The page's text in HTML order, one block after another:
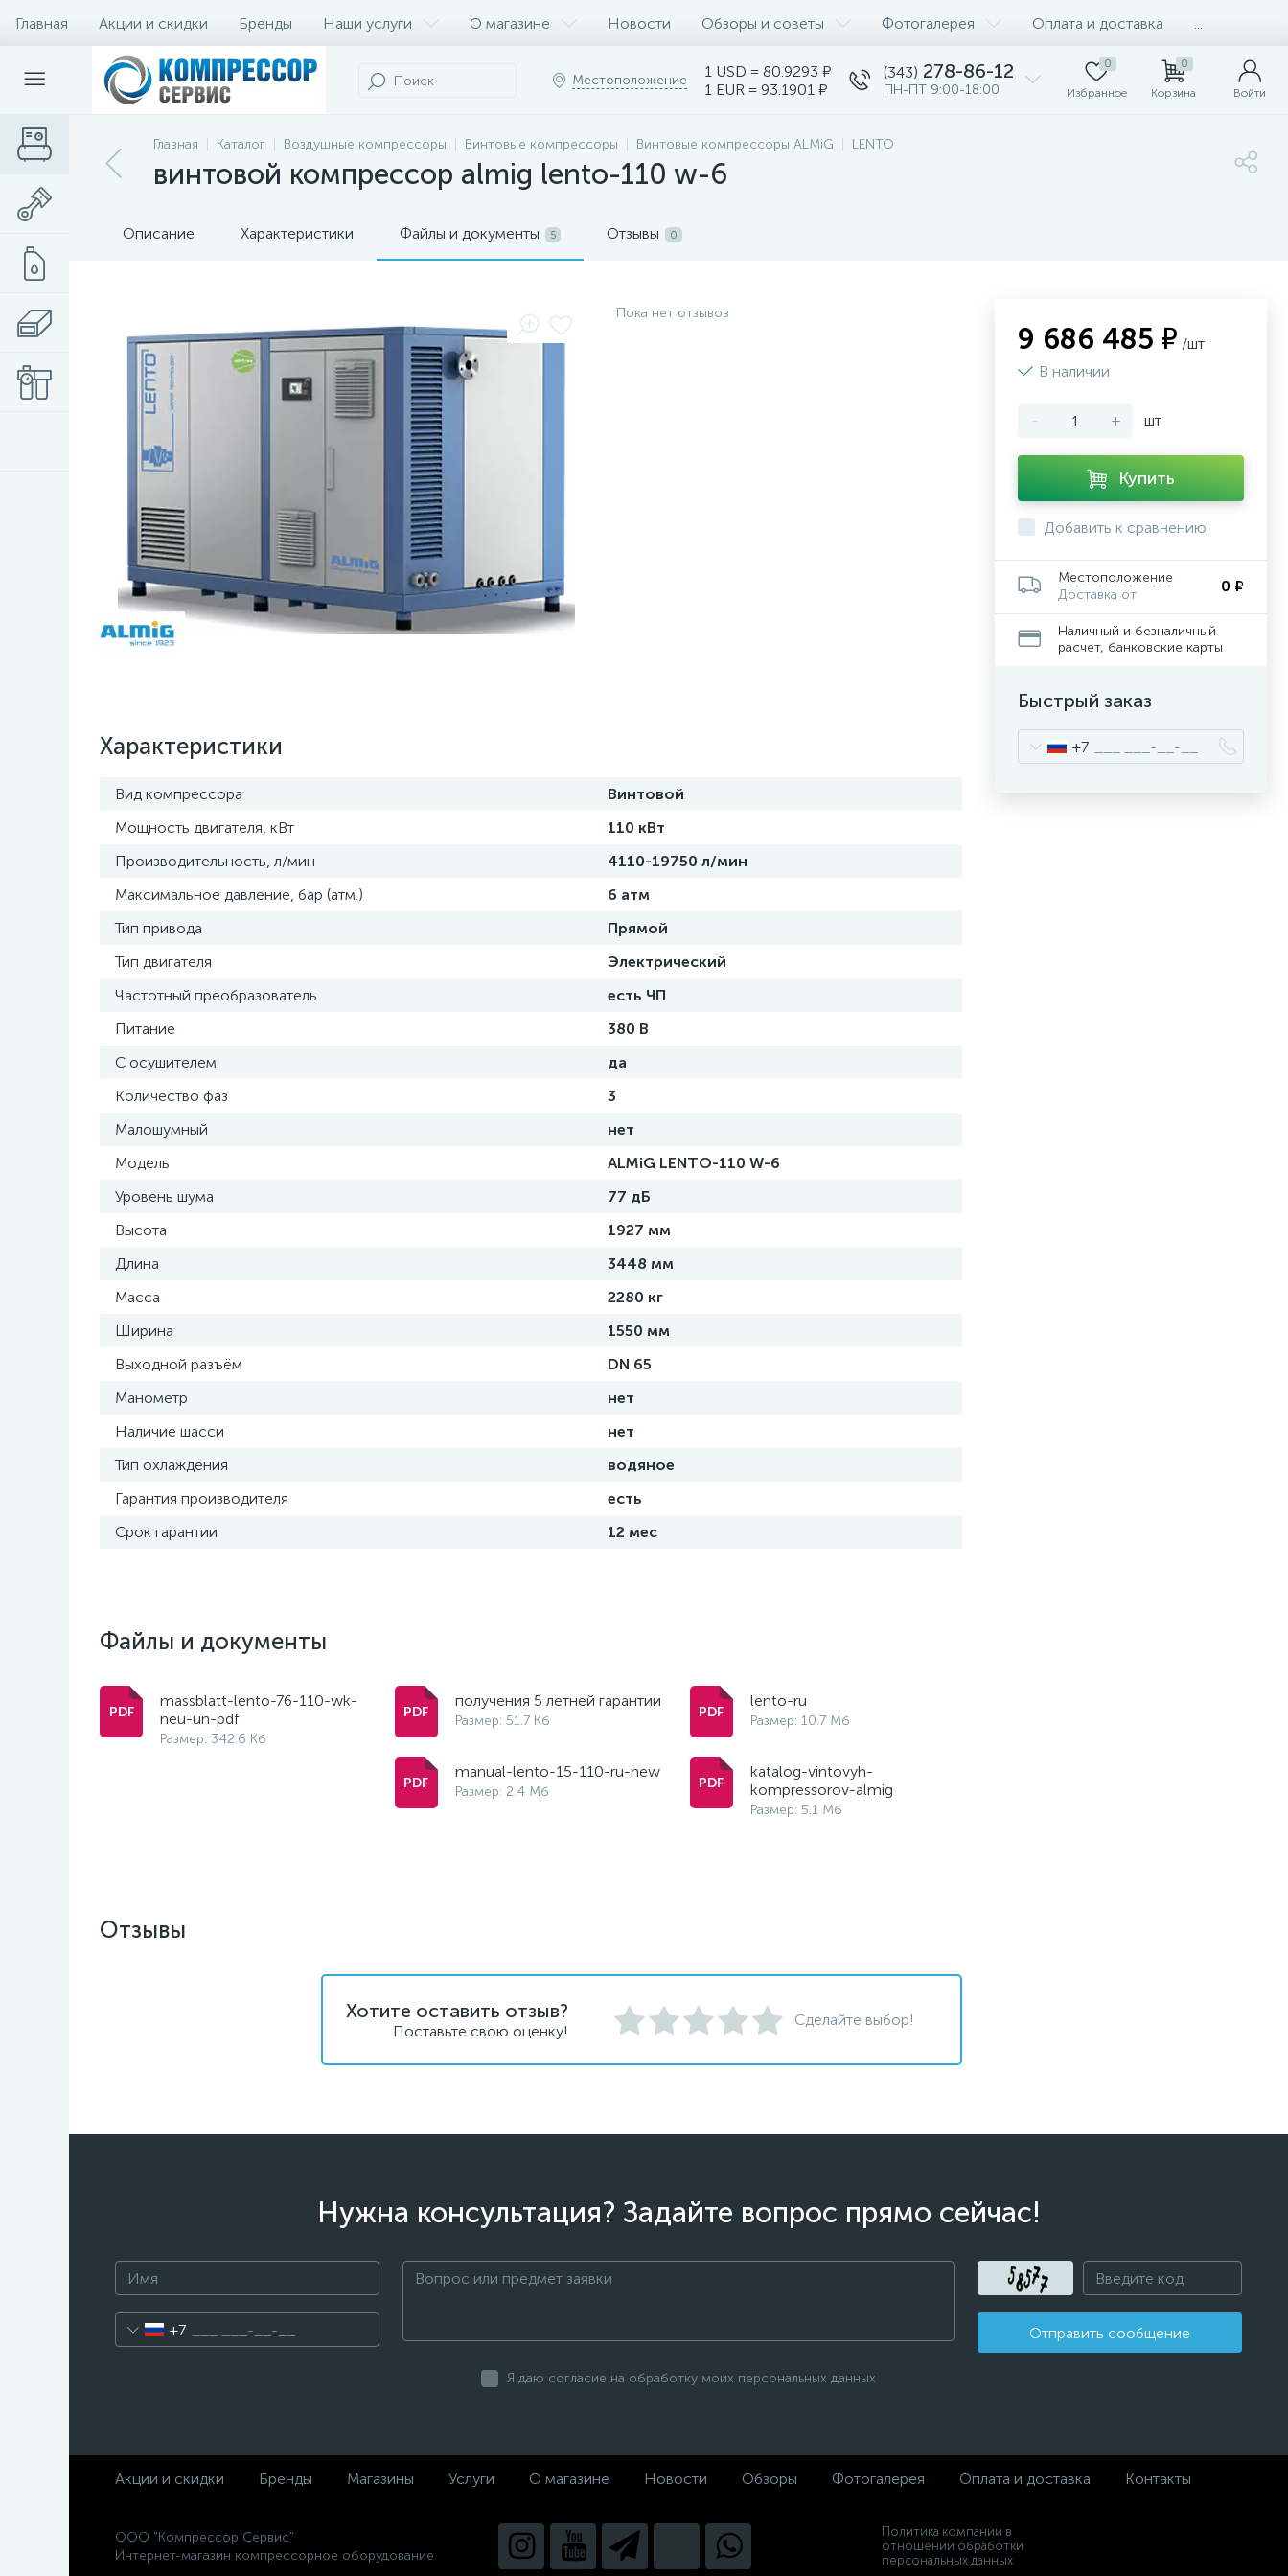
Главная Акции и скидки Бренды Наши услуги О магазине Новости Обзоры и советы Фотогалерея Оплата и доставка
Местоположение
1 USD = 80.9293 ₽
1 EUR = 93.1901 ₽
(343) 278-86-12
ПН-ПТ 9:00-18:00
0
Избранное
0
Корзина Войти
Главная Каталог Воздушные компрессоры Винтовые компрессоры Винтовые компрессоры ALMiG LENTO
винтовой компрессор almig lento-110 w-6
Описание Характеристики Файлы и документы 5 Отзывы 0
Пока нет отзывов
Характеристики
Вид компрессора
Винтовой
Мощность двигателя, кВт
110 кВт
Производительность, л/мин
4110-19750 л/мин
Максимальное давление, бар (атм.)
6 атм
Тип привода
Прямой
Тип двигателя
Электрический
Частотный преобразователь
есть ЧП
Питание
380 В
С осушителем
да
Количество фаз
3
Малошумный
нет
Модель
ALMiG LENTO-110 W-6
Уровень шума
77 дБ
Высота
1927 мм
Длина
3448 мм
Масса
2280 кг
Ширина
1550 мм
Выходной разъём
DN 65
Манометр
нет
Наличие шасси
нет
Тип охлаждения
водяное
Гарантия производителя
есть
Срок гарантии
12 мес
Файлы и документы
massblatt-lento-76-110-wk-
neu-un-pdf
Размер: 342.6 Кб
получения 5 летней гарантии
Размер: 51.7 Кб
lento-ru
Размер: 10.7 Мб
manual-lento-15-110-ru-new
Размер: 2.4 Мб
katalog-vintovyh-
kompressorov-almig
Размер: 5.1 Мб
9 686 485 ₽ /шт
В наличии
- + шт
Купить
Добавить к сравнению
Местоположение
Доставка от
0 ₽
Наличный и безналичный
расчет, банковские карты
Быстрый заказ
+7
Отзывы
Хотите оставить отзыв?
Поставьте свою оценку!
Сделайте выбор!
Нужна консультация? Задайте вопрос прямо сейчас!
+7 Отправить сообщение
Я даю согласие на обработку моих персональных данных
Акции и скидки Бренды Магазины Услуги О магазине Новости Обзоры Фотогалерея Оплата и доставка Контакты
ООО "Компрессор Сервис"
Интернет-магазин компрессорное оборудование
Политика компании в
отношении обработки
персональных данных